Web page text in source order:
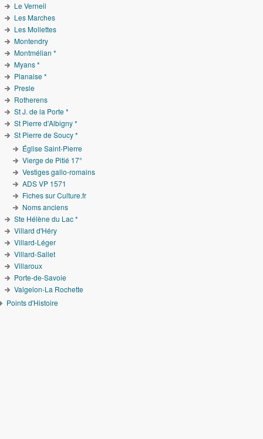
Le Verneil
Les Marches
Les Mollettes
Montendry
Montmélian *
Myans *
Planaise *
Presle
Rotherens
St J. de la Porte *
St Pierre d'Albigny *
St Pierre de Soucy *
Église Saint-Pierre
Vierge de Pitié 17°
Vestiges gallo-romains
ADS VP 1571
Fiches sur Culture.fr
Noms anciens
Ste Hélène du Lac *
Villard d'Héry
Villard-Léger
Villard-Sallet
Villaroux
Porte-de-Savoie
Valgelon-La Rochette
Points d'Histoire